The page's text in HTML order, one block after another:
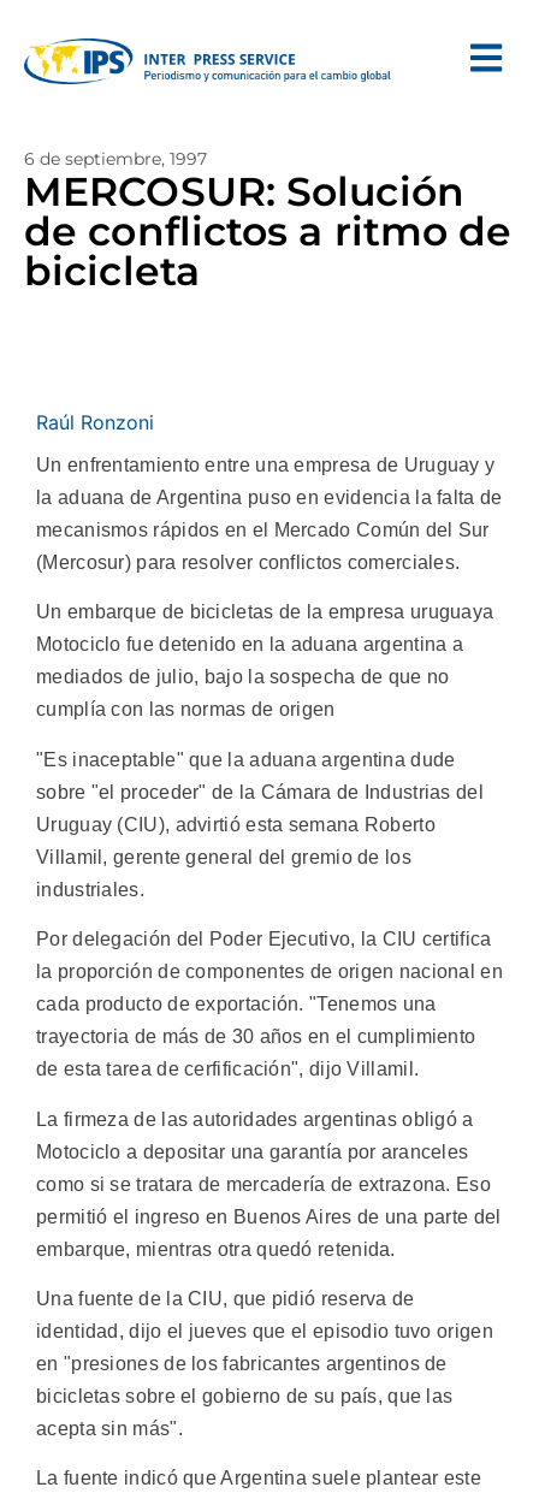
6 de septiembre, 1997
MERCOSUR: Solución
de conflictos a ritmo de
bicicleta
Raúl Ronzoni
Un enfrentamiento entre una empresa de Uruguay y
la aduana de Argentina puso en evidencia la falta de
mecanismos rápidos en el Mercado Común del Sur
(Mercosur) para resolver conflictos comerciales.
Un embarque de bicicletas de la empresa uruguaya
Motociclo fue detenido en la aduana argentina a
mediados de julio, bajo la sospecha de que no
cumplía con las normas de origen
"Es inaceptable" que la aduana argentina dude
sobre "el proceder" de la Cámara de Industrias del
Uruguay (CIU), advirtió esta semana Roberto
Villamil, gerente general del gremio de los
industriales.
Por delegación del Poder Ejecutivo, la CIU certifica
la proporción de componentes de origen nacional en
cada producto de exportación. "Tenemos una
trayectoria de más de 30 años en el cumplimiento
de esta tarea de cerfificación", dijo Villamil.
La firmeza de las autoridades argentinas obligó a
Motociclo a depositar una garantía por aranceles
como si se tratara de mercadería de extrazona. Eso
permitió el ingreso en Buenos Aires de una parte del
embarque, mientras otra quedó retenida.
Una fuente de la CIU, que pidió reserva de
identidad, dijo el jueves que el episodio tuvo origen
en "presiones de los fabricantes argentinos de
bicicletas sobre el gobierno de su país, que las
acepta sin más".
La fuente indicó que Argentina suele plantear este